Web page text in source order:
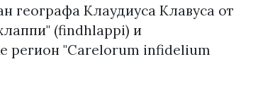
географа Клаудиуса Клавуса от
(findhlappi) и
регион "Carelorum infidelium